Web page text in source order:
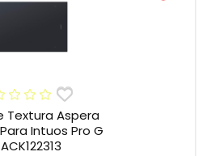
Textura Aspera
Intuos Pro G